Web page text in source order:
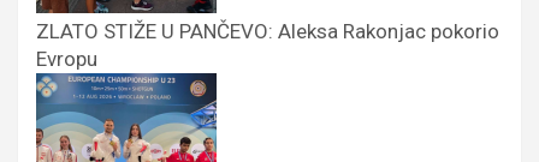
ZLATO STIŽE U PANČEVO: Aleksa Rakonjac pokorio
Evropu